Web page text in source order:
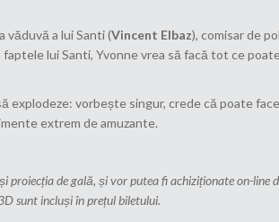
văduvă a lui Santi (Vincent Elbaz), comisar de
lui Santi, Yvonne vrea să facă tot ce
vorbește singur, crede că poate
extrem de amuzante.
proiecția de gală, și vor putea fi achiziționate on-line
sunt incluși în prețul biletului.